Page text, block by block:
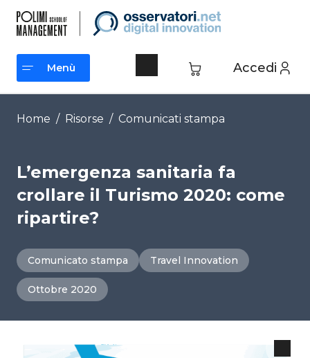
contenuto
Accedi
Menù
Menù
Home / Risorse / Comunicati stampa
L’emergenza sanitaria fa
crollare il Turismo 2020: come
ripartire?
Comunicato stampa Travel Innovation
Ottobre 2020